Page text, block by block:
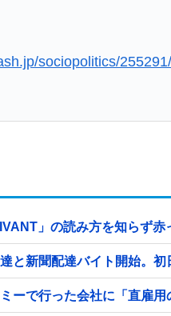
sociopolitics/
」の読み方を知らず赤
と新聞配達バイト開始。
ミーで行った会社に「直雇